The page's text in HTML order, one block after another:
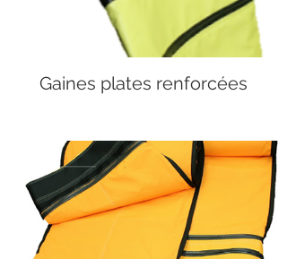
Gaines plates renforcées